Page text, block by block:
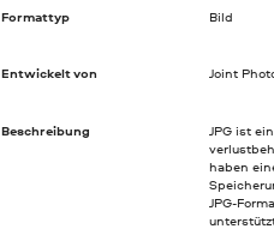
Formattyp Bild
Entwickelt von Joint
Beschreibung
JPG ist
haben
JPG-